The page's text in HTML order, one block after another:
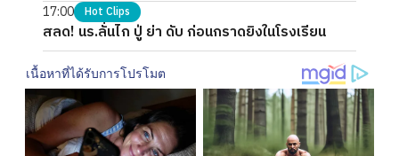
17:00 Hot Clips
สลด! นร.ลั่นไก ปู่ ย่า ดับ ก่อนกราดยิงในโรงเรียน